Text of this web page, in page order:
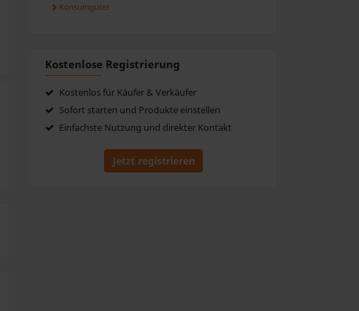
Konsumgüter
Kostenlose Registrierung
Kostenlos für Käufer & Verkäufer
Sofort starten und Produkte einstellen
Einfachste Nutzung und direkter Kontakt
Jetzt registrieren